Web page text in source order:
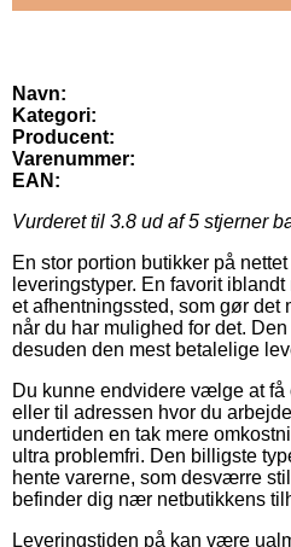
Navn:
Kategori:
Producent:
Varenummer:
EAN:
Vurderet til 3.8 ud af 5 stjerner
En stor portion butikker på
leveringstyper. En favorit
et afhentningssted, som gør det
når du har mulighed for det.
desuden den mest betalelige
Du kunne endvidere vælge at få
eller til adressen hvor du
undertiden en tak mere
ultra problemfri. Den billigste
hente varerne, som desværre
befinder dig nær netbutikkens
Leveringstiden på kan være